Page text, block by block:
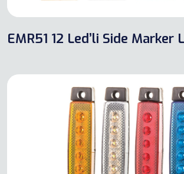
EMR51 12 Led’li Side Marker